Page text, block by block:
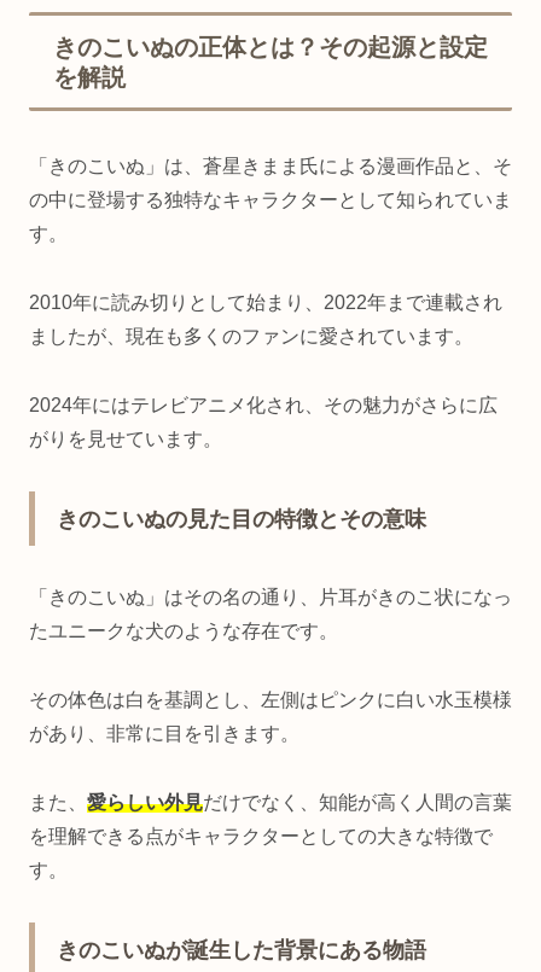
きのこいぬの正体とは？その起源と設定
を解説
「きのこいぬ」は、蒼星きまま氏による漫画作品と、そ
の中に登場する独特なキャラクターとして知られていま
す。
2010年に読み切りとして始まり、2022年まで連載され
ましたが、現在も多くのファンに愛されています。
2024年にはテレビアニメ化され、その魅力がさらに広
がりを見せています。
きのこいぬの見た目の特徴とその意味
「きのこいぬ」はその名の通り、片耳がきのこ状になっ
たユニークな犬のような存在です。
その体色は白を基調とし、左側はピンクに白い水玉模様
があり、非常に目を引きます。
また、 愛らしい外見だけでなく、知能が高く人間の言葉
を理解できる点がキャラクターとしての大きな特徴で
す。
きのこいぬが誕生した背景にある物語